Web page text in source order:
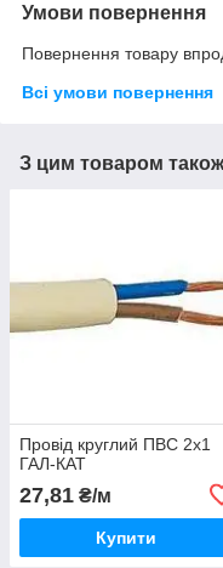
Умови повернення
Повернення товару
Всі умови повернення
З цим товаром
Провід круглий ПВС 2х1
ГАЛ-КАТ
27,81 ₴/м
Купити